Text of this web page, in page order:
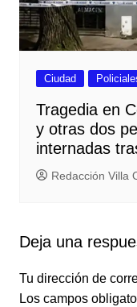
Ciudad
Tragedia en
y otras dos
internadas
Redacción Villa
Deja una
Tu dirección de
Los campos